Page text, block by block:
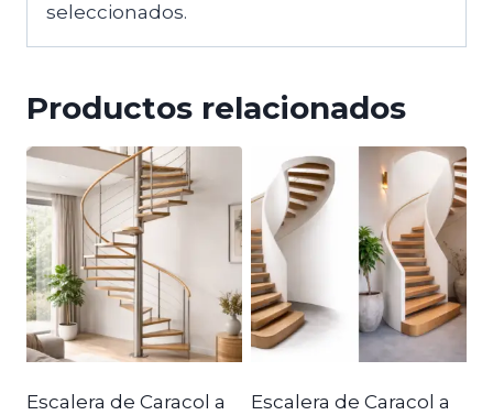
seleccionados.
Productos relacionados
Escalera de Caracol a
Escalera de Caracol a